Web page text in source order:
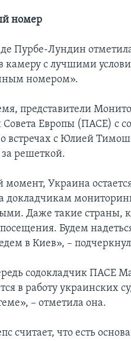
номер
Пурбе-Лундин
камеру с лучшими
номером».
представители
Совета Европы (ПАСЕ) с
встречах с Юлией
за решеткой.
Украина
докладчикам
Даже такие страны,
Будем
в Киев», –
содокладчик ПАСЕ
в работу украинских
– отметила она.
считает, что есть